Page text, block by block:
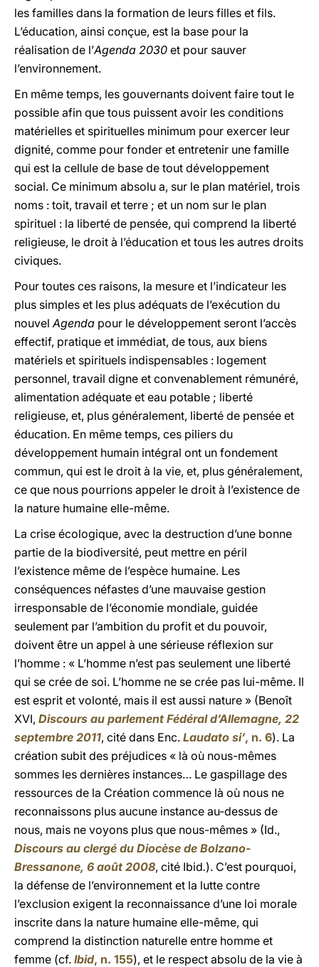
les familles dans la formation de leurs filles et fils.
L’éducation, ainsi conçue, est la base pour la
réalisation de l’Agenda 2030 et pour sauver
l’environnement.
En même temps, les gouvernants doivent faire tout le
possible afin que tous puissent avoir les conditions
matérielles et spirituelles minimum pour exercer leur
dignité, comme pour fonder et entretenir une famille
qui est la cellule de base de tout développement
social. Ce minimum absolu a, sur le plan matériel, trois
noms : toit, travail et terre ; et un nom sur le plan
spirituel : la liberté de pensée, qui comprend la liberté
religieuse, le droit à l’éducation et tous les autres droits
civiques.
Pour toutes ces raisons, la mesure et l’indicateur les
plus simples et les plus adéquats de l’exécution du
nouvelAgenda pour le développement seront l’accès
effectif, pratique et immédiat, de tous, aux biens
matériels et spirituels indispensables : logement
personnel, travail digne et convenablement rémunéré,
alimentation adéquate et eau potable ; liberté
religieuse, et, plus généralement, liberté de pensée et
éducation. En même temps, ces piliers du
développement humain intégral ont un fondement
commun, qui est le droit à la vie, et, plus généralement,
ce que nous pourrions appeler le droit à l’existence de
la nature humaine elle-même.
La crise écologique, avec la destruction d’une bonne
partie de la biodiversité, peut mettre en péril
l’existence même de l’espèce humaine. Les
conséquences néfastes d’une mauvaise gestion
irresponsable de l’économie mondiale, guidée
seulement par l’ambition du profit et du pouvoir,
doivent être un appel à une sérieuse réflexion sur
l’homme : « L’homme n’est pas seulement une liberté
qui se crée de soi. L’homme ne se crée pas lui-même. Il
est esprit et volonté, mais il est aussi nature » (Benoît
XVI, Discours au parlement Fédéral d’Allemagne, 22
septembre 2011, cité dans Enc. Laudato si’, n. 6). La
création subit des préjudices « là où nous-mêmes
sommes les dernières instances… Le gaspillage des
ressources de la Création commence là où nous ne
reconnaissons plus aucune instance au-dessus de
nous, mais ne voyons plus que nous-mêmes » (Id.,
Discours au clergé du Diocèse de Bolzano-
Bressanone, 6 août 2008, cité Ibid.). C’est pourquoi,
la défense de l’environnement et la lutte contre
l’exclusion exigent la reconnaissance d’une loi morale
inscrite dans la nature humaine elle-même, qui
comprend la distinction naturelle entre homme et
femme (cf. Ibid, n. 155), et le respect absolu de la vie à